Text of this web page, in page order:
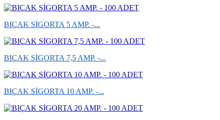
BIÇAK SİGORTA 5 AMP. -...
BIÇAK SİGORTA 7,5 AMP. -...
BIÇAK SİGORTA 10 AMP. -...